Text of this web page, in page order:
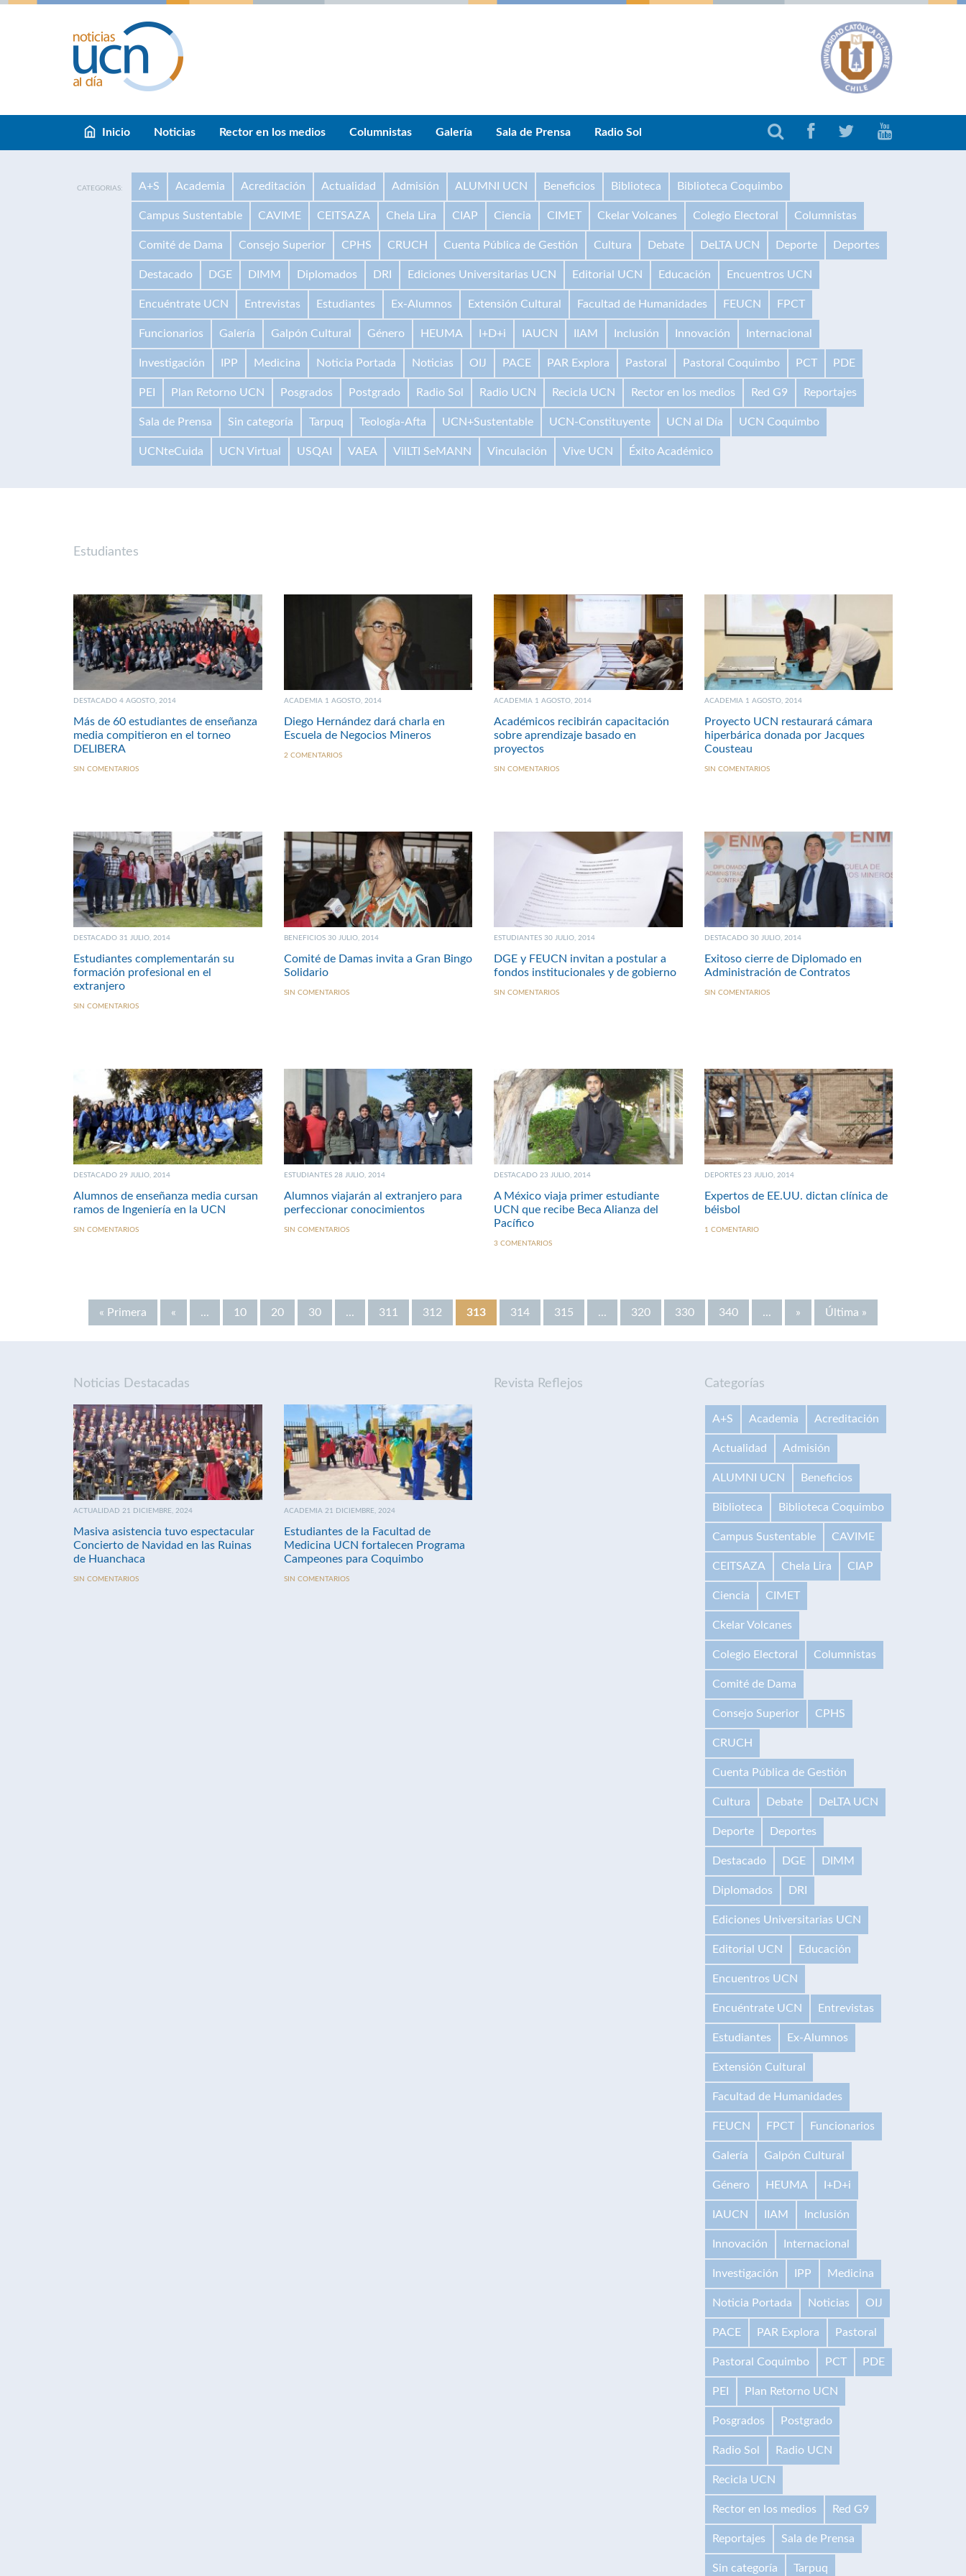
Inicio Noticias Rector en los medios Columnistas Galería Sala de Prensa Radio Sol
CATEGORIAS: A+S Academia Acreditación Actualidad Admisión ALUMNI UCN Beneficios Biblioteca Biblioteca Coquimbo
Campus Sustentable CAVIME CEITSAZA Chela Lira CIAP Ciencia CIMET Ckelar Volcanes Colegio Electoral Columnistas
Comité de Dama Consejo Superior CPHS CRUCH Cuenta Pública de Gestión Cultura Debate DeLTA UCN Deporte Deportes
Destacado DGE DIMM Diplomados DRI Ediciones Universitarias UCN Editorial UCN Educación Encuentros UCN
Encuéntrate UCN Entrevistas Estudiantes Ex-Alumnos Extensión Cultural Facultad de Humanidades FEUCN FPCT
Funcionarios Galería Galpón Cultural Género HEUMA I+D+i IAUCN IIAM Inclusión Innovación Internacional
Investigación IPP Medicina Noticia Portada Noticias OIJ PACE PAR Explora Pastoral Pastoral Coquimbo PCT PDE
PEI Plan Retorno UCN Posgrados Postgrado Radio Sol Radio UCN Recicla UCN Rector en los medios Red G9 Reportajes
Sala de Prensa Sin categoría Tarpuq Teología-Afta UCN+Sustentable UCN-Constituyente UCN al Día UCN Coquimbo
UCNteCuida UCN Virtual USQAI VAEA VilLTI SeMANN Vinculación Vive UCN Éxito Académico
Estudiantes
DESTACADO 4 AGOSTO, 2014
Más de 60 estudiantes de enseñanza
media compitieron en el torneo
DELIBERA
SIN COMENTARIOS
ACADEMIA 1 AGOSTO, 2014
Diego Hernández dará charla en
Escuela de Negocios Mineros
2 COMENTARIOS
ACADEMIA 1 AGOSTO, 2014
Académicos recibirán capacitación
sobre aprendizaje basado en
proyectos
SIN COMENTARIOS
ACADEMIA 1 AGOSTO, 2014
Proyecto UCN restaurará cámara
hiperbárica donada por Jacques
Cousteau
SIN COMENTARIOS
DESTACADO 31 JULIO, 2014
Estudiantes complementarán su
formación profesional en el
extranjero
SIN COMENTARIOS
BENEFICIOS 30 JULIO, 2014
Comité de Damas invita a Gran Bingo
Solidario
SIN COMENTARIOS
ESTUDIANTES 30 JULIO, 2014
DGE y FEUCN invitan a postular a
fondos institucionales y de gobierno
SIN COMENTARIOS
DESTACADO 30 JULIO, 2014
Exitoso cierre de Diplomado en
Administración de Contratos
SIN COMENTARIOS
DESTACADO 29 JULIO, 2014
Alumnos de enseñanza media cursan
ramos de Ingeniería en la UCN
SIN COMENTARIOS
ESTUDIANTES 28 JULIO, 2014
Alumnos viajarán al extranjero para
perfeccionar conocimientos
SIN COMENTARIOS
DESTACADO 23 JULIO, 2014
A México viaja primer estudiante
UCN que recibe Beca Alianza del
Pacífico
3 COMENTARIOS
DEPORTES 23 JULIO, 2014
Expertos de EE.UU. dictan clínica de
béisbol
1 COMENTARIO
« Primera « ... 10 20 30 ... 311 312 313 314 315 ... 320 330 340 ... » Última »
Noticias Destacadas
ACTUALIDAD 21 DICIEMBRE, 2024
Masiva asistencia tuvo espectacular
Concierto de Navidad en las Ruinas
de Huanchaca
SIN COMENTARIOS
ACADEMIA 21 DICIEMBRE, 2024
Estudiantes de la Facultad de
Medicina UCN fortalecen Programa
Campeones para Coquimbo
SIN COMENTARIOS
Revista Reflejos Categorías
A+S Academia Acreditación
Actualidad Admisión
ALUMNI UCN Beneficios
Biblioteca Biblioteca Coquimbo
Campus Sustentable CAVIME
CEITSAZA Chela Lira CIAP
Ciencia CIMET
Ckelar Volcanes
Colegio Electoral Columnistas
Comité de Dama
Consejo Superior CPHS
CRUCH
Cuenta Pública de Gestión
Cultura Debate DeLTA UCN
Deporte Deportes
Destacado DGE DIMM
Diplomados DRI
Ediciones Universitarias UCN
Editorial UCN Educación
Encuentros UCN
Encuéntrate UCN Entrevistas
Estudiantes Ex-Alumnos
Extensión Cultural
Facultad de Humanidades
FEUCN FPCT Funcionarios
Galería Galpón Cultural
Género HEUMA I+D+i
IAUCN IIAM Inclusión
Innovación Internacional
Investigación IPP Medicina
Noticia Portada Noticias OIJ
PACE PAR Explora Pastoral
Pastoral Coquimbo PCT PDE
PEI Plan Retorno UCN
Posgrados Postgrado
Radio Sol Radio UCN
Recicla UCN
Rector en los medios Red G9
Reportajes Sala de Prensa
Sin categoría Tarpuq